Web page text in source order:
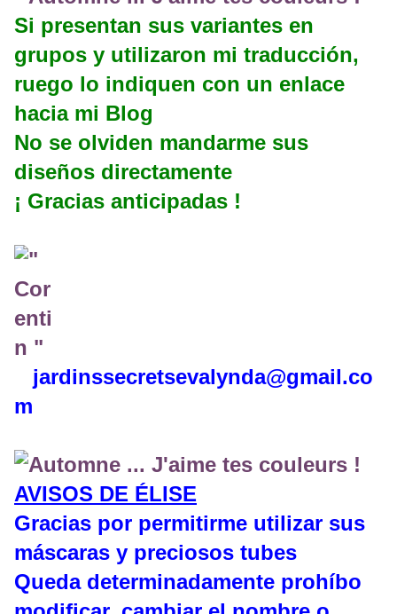
Si presentan sus variantes en
grupos y utilizaron mi traducción,
ruego lo indiquen con un enlace
hacia mi Blog
No se olviden mandarme sus
diseños directamente
¡ Gracias anticipadas !
jardinssecretsevalynda@gmail.co
m
AVISOS DE ÉLISE
Gracias por permitirme utilizar sus
máscaras y preciosos tubes
Queda determinadamente prohíbo